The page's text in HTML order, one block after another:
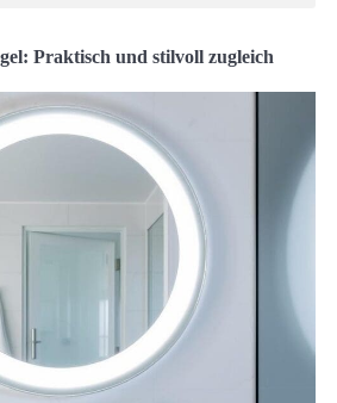
Praktisch und stilvoll zugleich